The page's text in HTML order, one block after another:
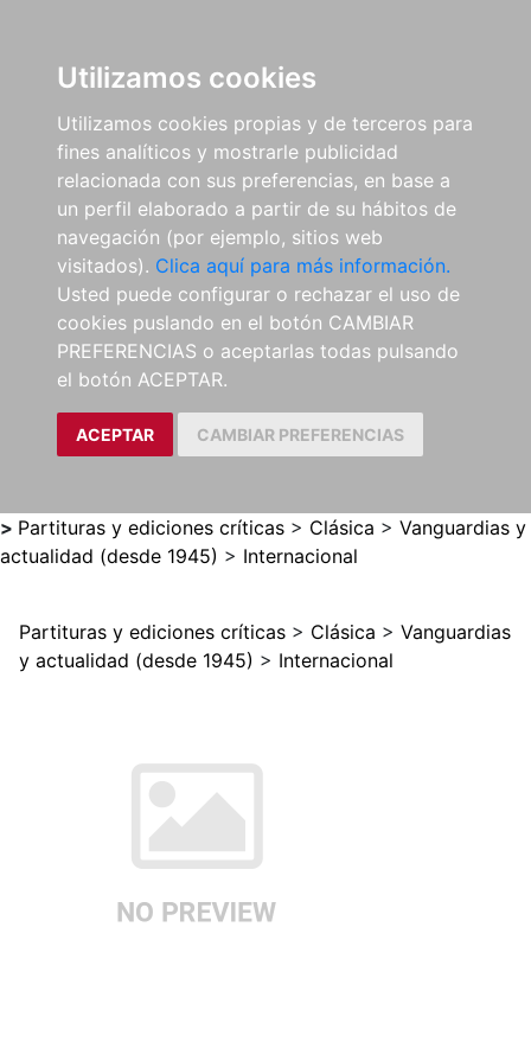
Utilizamos cookies
Utilizamos cookies propias y de terceros para
fines analíticos y mostrarle publicidad
relacionada con sus preferencias, en base a
un perfil elaborado a partir de su hábitos de
navegación (por ejemplo, sitios web
visitados). Clica aquí para más información.
Usted puede configurar o rechazar el uso de
cookies puslando en el botón CAMBIAR
PREFERENCIAS o aceptarlas todas pulsando
el botón ACEPTAR.
ACEPTAR CAMBIAR PREFERENCIAS
> Partituras y ediciones críticas > Clásica > Vanguardias y
actualidad (desde 1945) > Internacional
Partituras y ediciones críticas > Clásica > Vanguardias
y actualidad (desde 1945) > Internacional